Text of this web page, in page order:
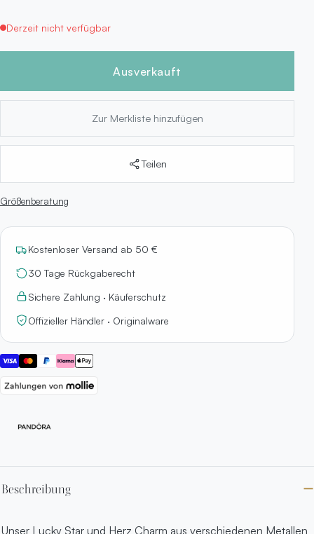
Derzeit nicht verfügbar
Ausverkauft
Zur Merkliste hinzufügen
Teilen
Größenberatung
Kostenloser Versand ab 50 €
30 Tage Rückgaberecht
Sichere Zahlung · Käuferschutz
Offizieller Händler · Originalware
Beschreibung
Unser Lucky Star und Herz Charm aus verschiedenen Metallen